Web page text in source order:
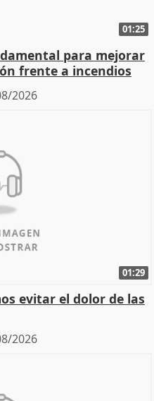
01:25
para mejorar
frente a incendios
2026
01:29
evitar el dolor de las
2026